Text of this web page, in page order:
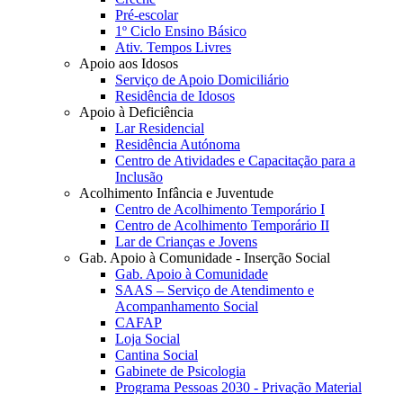
Pré-escolar
1º Ciclo Ensino Básico
Ativ. Tempos Livres
Apoio aos Idosos
Serviço de Apoio Domiciliário
Residência de Idosos
Apoio à Deficiência
Lar Residencial
Residência Autónoma
Centro de Atividades e Capacitação para a
Inclusão
Acolhimento Infância e Juventude
Centro de Acolhimento Temporário I
Centro de Acolhimento Temporário II
Lar de Crianças e Jovens
Gab. Apoio à Comunidade - Inserção Social
Gab. Apoio à Comunidade
SAAS – Serviço de Atendimento e
Acompanhamento Social
CAFAP
Loja Social
Cantina Social
Gabinete de Psicologia
Programa Pessoas 2030 - Privação Material